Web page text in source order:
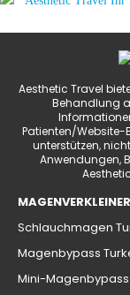
Aesthetic Travel
Behandlung
Patienten/Website-
unterstützen,
Anwendungen,
Schlauchmagen
Magenbypass
Mini-Magenbypass